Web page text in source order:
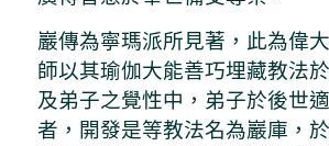
巖傳為寧瑪派所見著，此為偉
師以其瑜伽大能善巧埋藏教法
及弟子之覺性中，弟子於後世
者，開發是等教法名為巖庫，